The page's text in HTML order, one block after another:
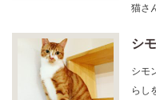
シモ
らし
から